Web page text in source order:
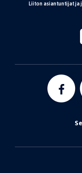
Liiton asiantuntijat ja